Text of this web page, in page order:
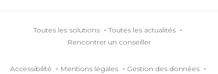
Toutes les solutions -Toutes les actualités -
Rencontrer un conseiller
Accessibilité - Mentions légales - Gestion des données -